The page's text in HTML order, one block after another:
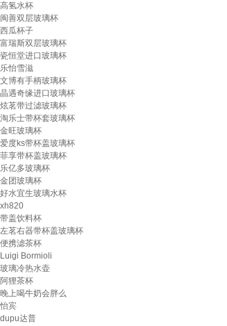
高氢水杯
闽善双层玻璃杯
西瓜杯子
富瑞斯双层玻璃杯
瓷恒堂进口玻璃杯
乐怡雪滋
文博有手柄玻璃杯
晶遇奇缘进口玻璃杯
炫茗带过滤玻璃杯
淘乐士带杯套玻璃杯
金旺玻璃杯
爱度ks带杯盖玻璃杯
菲享带杯盖玻璃杯
乐亿多玻璃杯
金团玻璃杯
好水宜生玻璃水杯
xh820
带盖饮料杯
左茗右器带杯盖玻璃杯
便携滤茶杯
Luigi Bormioli
玻璃冷热水壶
阿狸茶杯
晚上喝牛奶会胖么
怡宾
dupu达普